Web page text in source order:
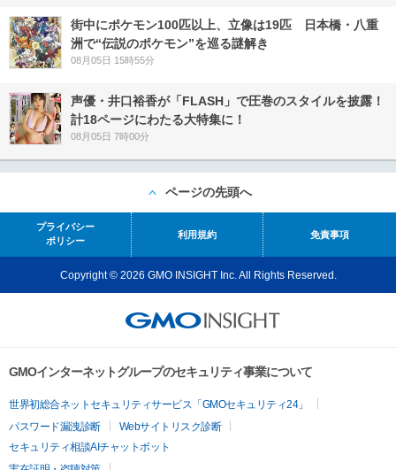
街中にポケモン100匹以上、立像は19匹 日本橋・八重
洲で“伝説のポケモン”を巡る謎解き
08月05日 15時55分
声優・井口裕香が「FLASH」で圧巻のスタイルを披露！
計18ページにわたる大特集に！
08月05日 7時00分
ページの先頭へ
プライバシー
ポリシー
利用規約 免責事項
Copyright © 2026 GMO INSIGHT Inc. All Rights Reserved.
GMOインターネットグループのセキュリティ事業について
世界初総合ネットセキュリティサービス「GMOセキュリティ24」
パスワード漏洩診断
Webサイトリスク診断
セキュリティ相談AIチャットボット